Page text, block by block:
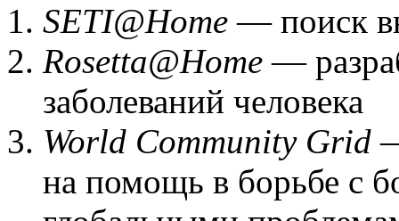
SETI@Home — поиск
Rosetta@Home —
заболеваний человека
World Community Grid
на помощь в борьбе с